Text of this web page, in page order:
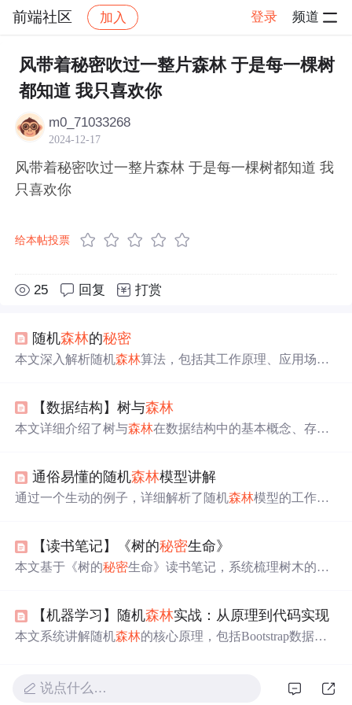
前端社区 加入 登录 频道
社区 前端社区 感慨 帖子详情
风带着秘密吹过一整片森林 于是每一棵树
都知道 我只喜欢你
m0_71033268
2024-12-17
风带着秘密吹过一整片森林 于是每一棵树都知道 我
只喜欢你
给本帖投票
25 回复 打赏
随机森林的秘密
本文深入解析随机森林算法，包括其工作原理、应用场景
行、医学、股票市场和电子商务等领域有广泛应用。
【数据结构】树与森林
本文详细介绍了树与森林在数据结构中的基本概念、存储
的广泛应用，帮助读者全面理解树与
通俗易懂的随机森林模型讲解
通过一个生动的例子，详细解析了随机森林模型的工作原
【读书笔记】《树的秘密生命》
本文基于《树的秘密生命》读书笔记，系统梳理树木的生
述根系互联、菌根网络、化学信号通讯、碳汇作用及原始
森林保护价值，强调树木并非孤立个体，而是通过地下网
【机器学习】随机森林实战：从原理到代码实现
本文系统讲解随机森林的核心原理，包括Bootstrap数据采
现流程，并深入剖析sklearn中RandomForestClassifier的关键
说点什么…